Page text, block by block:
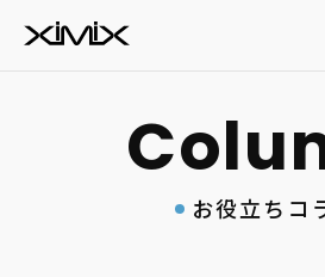
お役立ちコ